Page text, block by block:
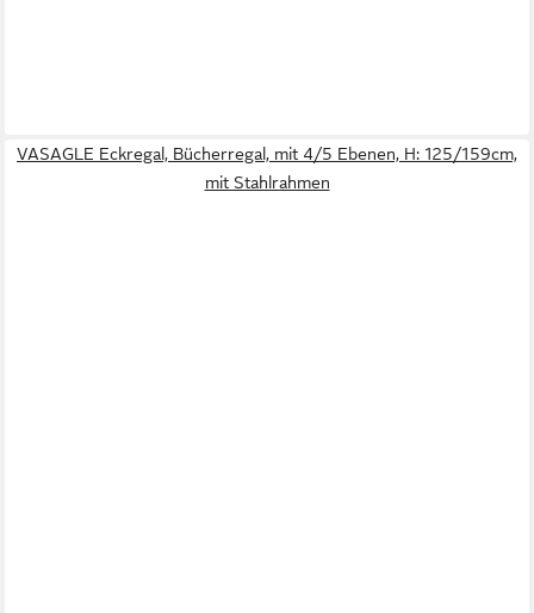
VASAGLE Eckregal, Bücherregal, mit 4/5 Ebenen, H: 125/159cm,
mit Stahlrahmen